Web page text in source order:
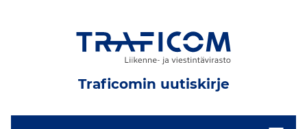
Traficomin uutiskirje